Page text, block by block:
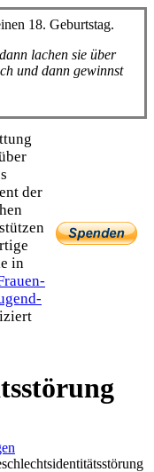
18. Geburtstag.
lachen sie über
und dann gewinnst
der
in